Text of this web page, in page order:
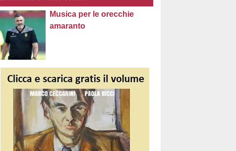
Musica per le orecchie
amaranto